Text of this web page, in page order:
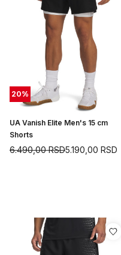
20%
UA Vanish Elite Men's 15 cm
Shorts
5.190,00 RSD
6.490,00RSD